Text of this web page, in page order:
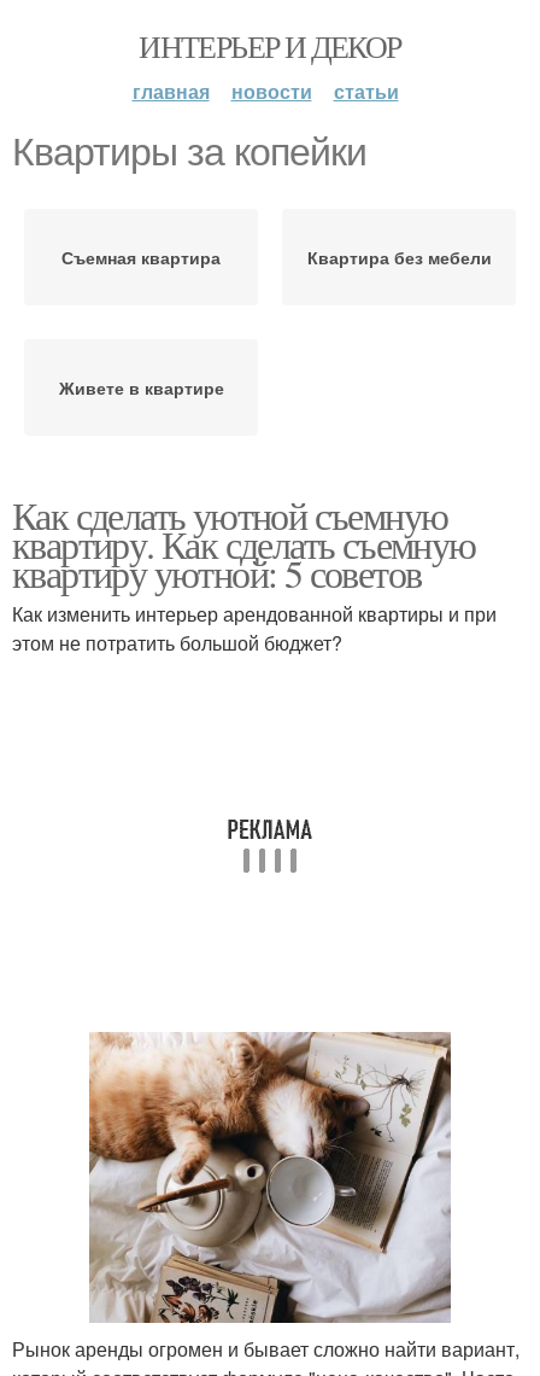
ИНТЕРЬЕР И ДЕКОР
главная новости статьи
Квартиры за копейки
Съемная квартира Квартира без мебели
Живете в квартире
Как сделать уютной съемную
квартиру. Как сделать съемную
квартиру уютной: 5 советов
Как изменить интерьер арендованной квартиры и при
этом не потратить большой бюджет?
Рынок аренды огромен и бывает сложно найти вариант,